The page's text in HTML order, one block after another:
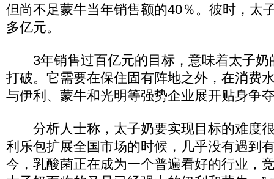
但尚不足蒙牛当年销售额的40％。彼时，太
多亿元。
3年销售过百亿元的目标，意味着太子奶
打破。它需要在保住固有阵地之外，在消费
与伊利、蒙牛和光明等强势企业展开贴身争
分析人士称，太子奶要实现目标的难度很
利乐包扩展全国市场的时候，几乎没有遇到
今，乳酸菌正在成为一个普遍看好的行业，